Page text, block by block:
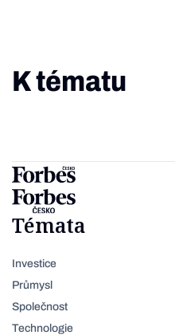
K tématu
Témata
Investice
Průmysl
Společnost
Technologie